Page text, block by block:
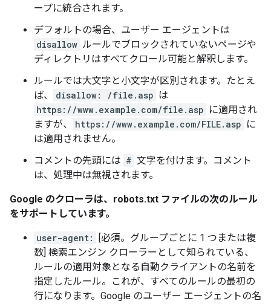
ープに統合されます。
デフォルトの場合、ユーザー エージェントは
disallow ルールでブロックされていないページや
ディレクトリはすべてクロール可能と解釈します。
ルールでは大文字と小文字が区別されます。たとえ
ば、
disallow: /file.asp は
https://www.example.com/file.asp に適用され
ますが、
https://www.example.com/FILE.asp に
は適用されません。
コメントの先頭には # 文字を付けます。コメント
は、処理中は無視されます。
Google のクローラは、robots.txt ファイルの次のルール
をサポートしています。
user-agent:
[必須。グループごとに 1 つまたは複
数] 検索エンジン クローラーとして知られている、
ルールの適用対象となる自動クライアントの名前を
指定したルール。これが、すべてのルールの最初の
行になります。Google のユーザー エージェントの名